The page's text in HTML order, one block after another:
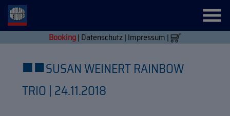
Booking| Datenschutz| Impressum |
■■SUSAN WEINERT RAINBOW
TRIO | 24.11.2018